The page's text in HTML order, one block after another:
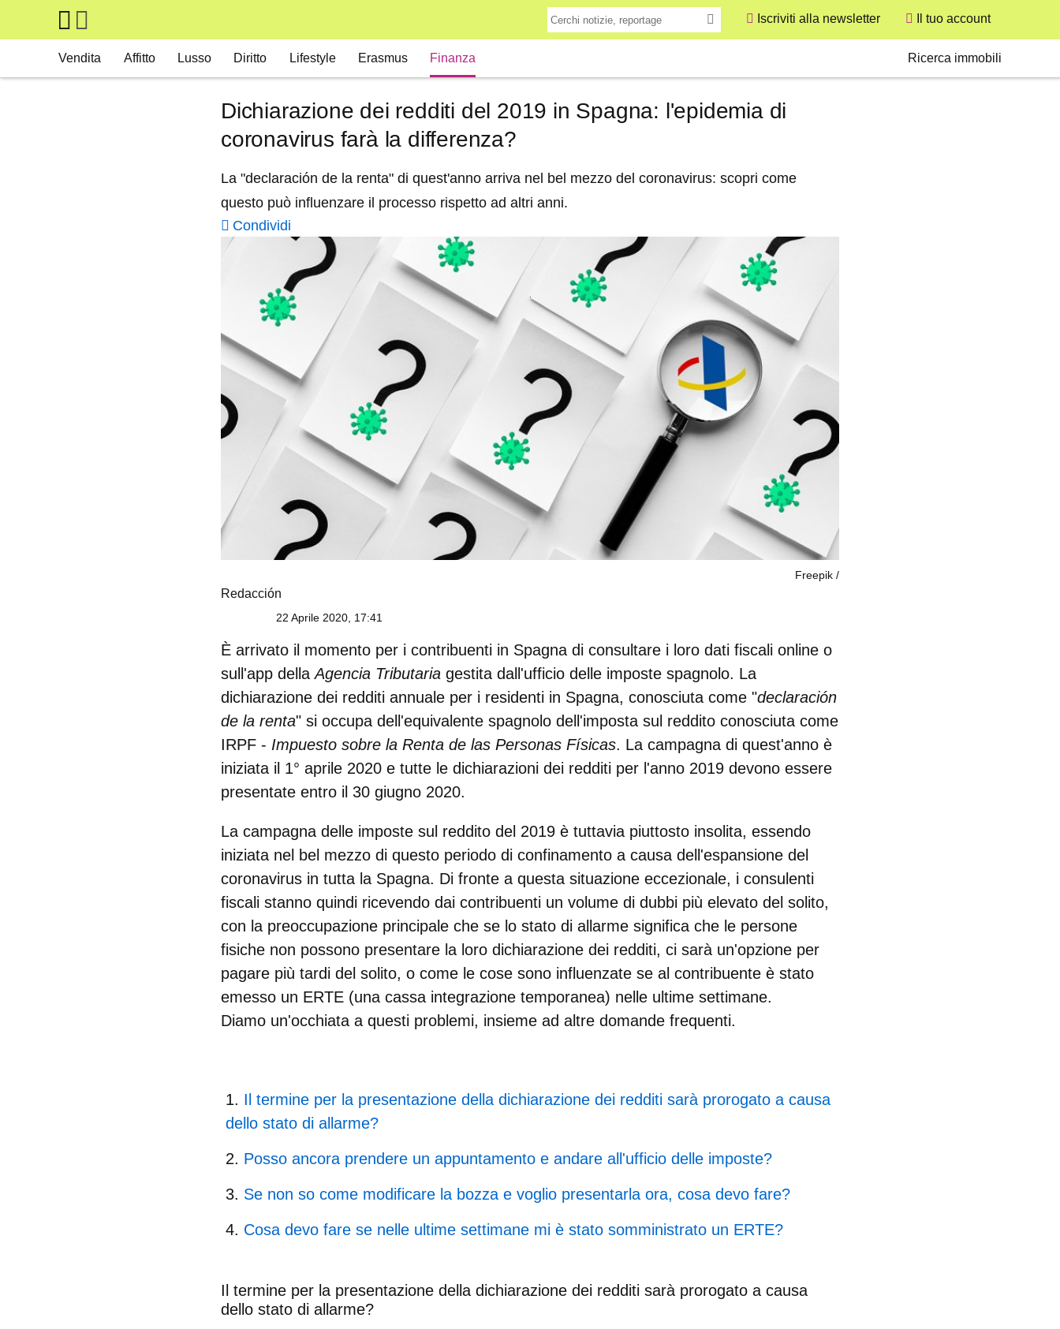
Skip to main content
Iscriviti alla newsletter
User
Il tuo account
Vendita Affitto Lusso Diritto Lifestyle Erasmus Finanza Ricerca immobili
Dichiarazione dei redditi del 2019 in Spagna: l'epidemia di
coronavirus farà la differenza?
La "declaración de la renta" di quest'anno arriva nel bel mezzo del coronavirus: scopri come
questo può influenzare il processo rispetto ad altri anni.
Condividi
Freepik
Redacción
22 Aprile 2020, 17:41
È arrivato il momento per i contribuenti in Spagna di consultare i loro dati fiscali online o
sull'app dellaAgencia Tributaria gestita dall'ufficio delle imposte spagnolo. La
dichiarazione dei redditi annuale per i residenti in Spagna, conosciuta come "declaración
de la renta" si occupa dell'equivalente spagnolo dell'imposta sul reddito conosciuta come
IRPF - Impuesto sobre la Renta de las Personas Físicas. La campagna di quest'anno è
iniziata il 1° aprile 2020 e tutte le dichiarazioni dei redditi per l'anno 2019 devono essere
presentate entro il 30 giugno 2020.
La campagna delle imposte sul reddito del 2019 è tuttavia piuttosto insolita, essendo
iniziata nel bel mezzo di questo periodo di confinamento a causa dell'espansione del
coronavirus in tutta la Spagna. Di fronte a questa situazione eccezionale, i consulenti
fiscali stanno quindi ricevendo dai contribuenti un volume di dubbi più elevato del solito,
con la preoccupazione principale che se lo stato di allarme significa che le persone
fisiche non possono presentare la loro dichiarazione dei redditi, ci sarà un'opzione per
pagare più tardi del solito, o come le cose sono influenzate se al contribuente è stato
emesso un ERTE (una cassa integrazione temporanea) nelle ultime settimane.
Diamo un'occhiata a questi problemi, insieme ad altre domande frequenti.
Il termine per la presentazione della dichiarazione dei redditi sarà prorogato a causa
dello stato di allarme?
Posso ancora prendere un appuntamento e andare all'ufficio delle imposte?
Se non so come modificare la bozza e voglio presentarla ora, cosa devo fare?
Cosa devo fare se nelle ultime settimane mi è stato somministrato un ERTE?
Il termine per la presentazione della dichiarazione dei redditi sarà prorogato a causa
dello stato di allarme?